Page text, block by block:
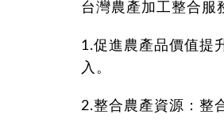
台灣農產加工整合服
1.促進農產品價值提
入。
2.整合農產資源：整